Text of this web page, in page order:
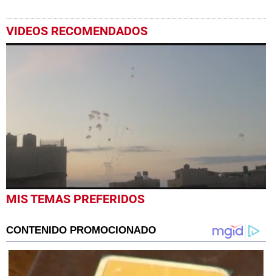
VIDEOS RECOMENDADOS
0
seconds
seconds
MIS TEMAS PREFERIDOS